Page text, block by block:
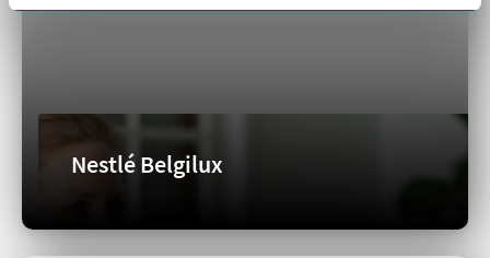
Nestlé Belgilux